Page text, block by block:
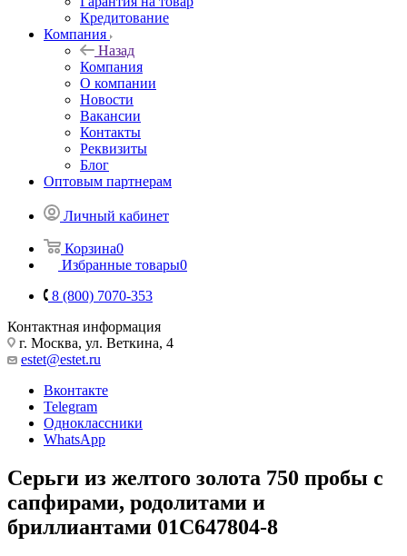
Кредитование
Компания
Назад
Компания
О компании
Новости
Вакансии
Контакты
Реквизиты
Блог
Оптовым партнерам
Личный кабинет
Корзина0
Избранные товары0
8 (800) 7070-353
Контактная информация
г. Москва, ул. Веткина, 4
estet@estet.ru
Вконтакте
Telegram
Одноклассники
WhatsApp
Серьги из желтого золота 750 пробы с
сапфирами, родолитами и
бриллиантами 01С647804-8